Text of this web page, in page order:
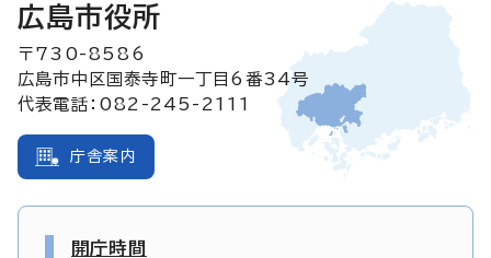
広島市役所
〒730-8586
広島市中区国泰寺町一丁目6番34号
代表電話：082-245-2111
庁舎案内
開庁時間